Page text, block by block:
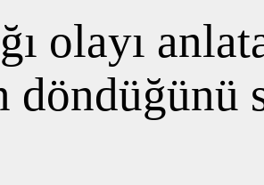
olayı
döndüğünü